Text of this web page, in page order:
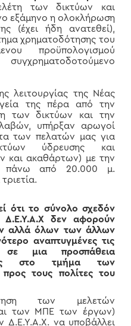
των δικτύων και
εξάμηνο η ολοκλήρωση
(έχει ήδη ανατεθεί),
χρηματοδότησης του
προϋπολογισμού
λειτουργίας της Νέας
της πέρα από την
των δικτύων και την
υπήρξαν αρωγοί
των πελατών μας για
ύδρευσης και
και ακαθάρτων) με την
πάνω από 20.000 μ.
ότι το σύνολο σχεδόν
δεν αφορούν
αλλά όλων των άλλων
αναπτυγμένες τις
σε μια προσπάθεια
στο τμήμα των
τους πολίτες του
των μελετών
των ΜΠΕ των έργων)
Δ.Ε.Υ.Α.Χ. να υποβάλλει